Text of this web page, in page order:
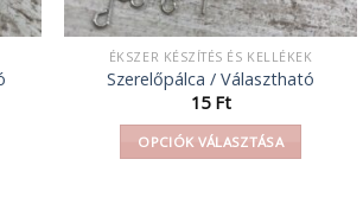
ÉKSZER KÉSZÍTÉS ÉS KELLÉKEK
Szerelőpálca / Választható
15 Ft
OPCIÓK VÁLASZTÁSA